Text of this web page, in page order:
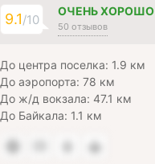
9.1/10
ОЧЕНЬ ХОРОШО
50 отзывов
До центра поселка: 1.9 км
До аэропорта: 78 км
До ж/д вокзала: 47.1 км
До Байкала: 1.1 км